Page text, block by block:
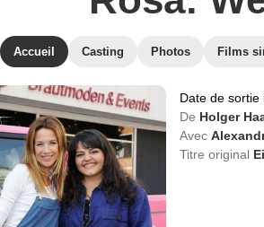
Accueil Casting Photos Films
Date de sortie
De Holger
Avec
Titre original